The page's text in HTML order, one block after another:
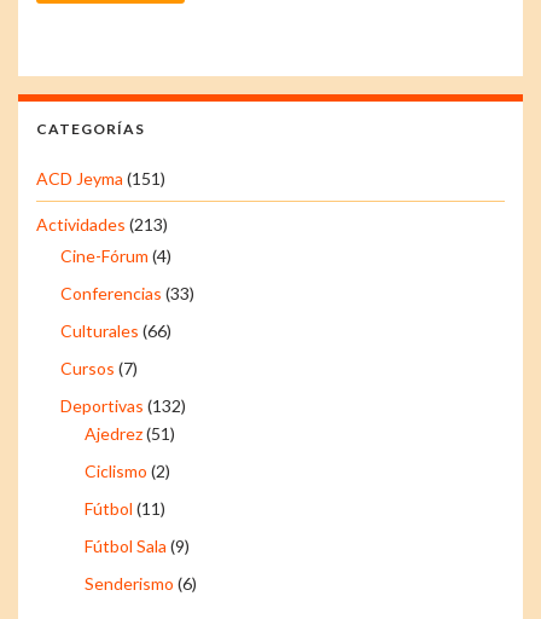
CATEGORÍAS
ACD Jeyma (151)
Actividades (213)
Cine-Fórum (4)
Conferencias (33)
Culturales (66)
Cursos (7)
Deportivas (132)
Ajedrez(51)
Ciclismo (2)
Fútbol (11)
Fútbol Sala (9)
Senderismo (6)